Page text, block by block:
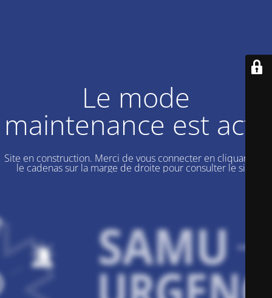
Le mode
maintenance est actif
Site en construction. Merci de vous connecter en cliquant sur
le cadenas sur la marge de droite pour consulter le site.